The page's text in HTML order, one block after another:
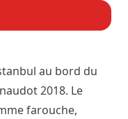
au bord du
2018. Le
farouche,